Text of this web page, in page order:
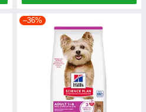
–36%